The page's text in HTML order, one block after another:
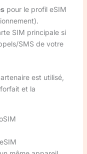
pour le profil eSIM
SIM principale si
SMS de votre
est utilisé,
et la